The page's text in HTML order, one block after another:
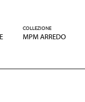
COLLEZIONE
MPM ARREDO